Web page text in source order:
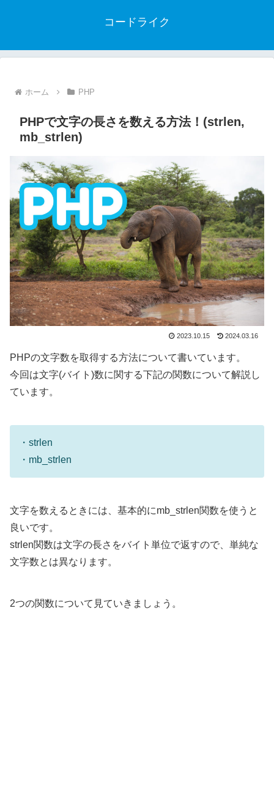
コードライク
ホーム PHP
PHPで文字の長さを数える方法！(strlen,
mb_strlen)
2023.10.15 2024.03.16
PHPの文字数を取得する方法について書いています。
今回は文字(バイト)数に関する下記の関数について解説し
ています。
・strlen
・mb_strlen
文字を数えるときには、基本的にmb_strlen関数を使うと
良いです。
strlen関数は文字の長さをバイト単位で返すので、単純な
文字数とは異なります。
2つの関数について見ていきましょう。